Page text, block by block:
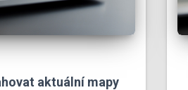
aktuální mapy